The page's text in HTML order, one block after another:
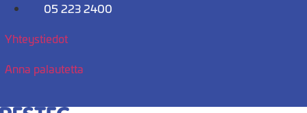
Mene
05 223 2400
Yhteystiedot
Anna palautetta